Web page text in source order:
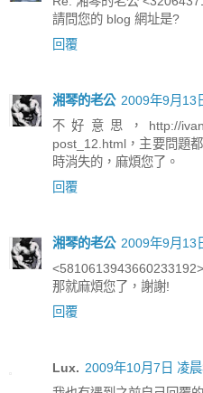
請問您的 blog 網址是?
回覆
湘琴的老公 2009年9月13
不好意思，http://
post_12.html，主要問題
時消失的，麻煩您了。
回覆
湘琴的老公 2009年9月13
<5810613943660233192>
那就麻煩您了，謝謝!
回覆
Lux. 2009年10月7日 凌